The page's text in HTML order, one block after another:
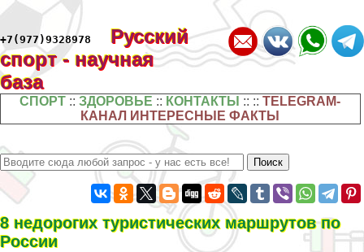
+7(977)9328978
Русский
спорт - научная
база
СПОРТ ::ЗДОРОВЬЕ :: КОНТАКТЫ :: ::TELEGRAM-
КАНАЛ ИНТЕРЕСНЫЕ ФАКТЫ
8 недорогих туристических маршрутов по
России